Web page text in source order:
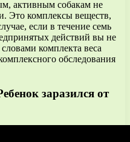
активным собакам не
Это комплексы веществ,
если в течение семь
действий вы не
комплекта веса
обследования
заразился от